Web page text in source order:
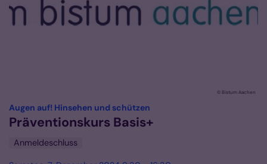
© Bistum Aachen
Augen auf! Hinsehen und schützen
Präventionskurs Basis+
Anmeldeschluss